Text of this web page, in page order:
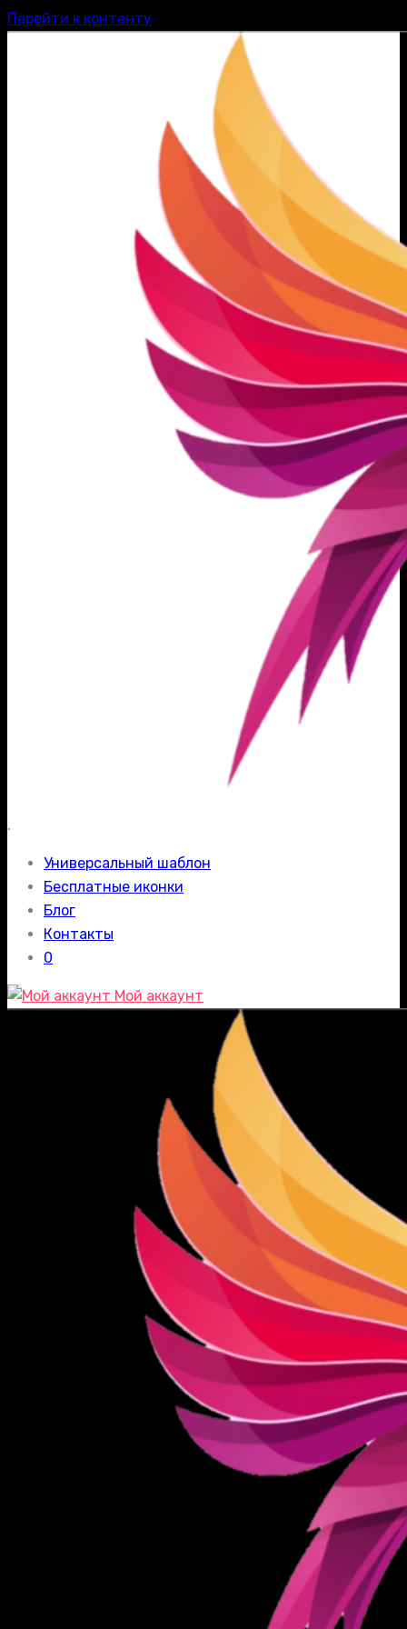
Перейти к контенту
.
Универсальный шаблон
Бесплатные иконки
Блог
Контакты
0
Мой аккаунт